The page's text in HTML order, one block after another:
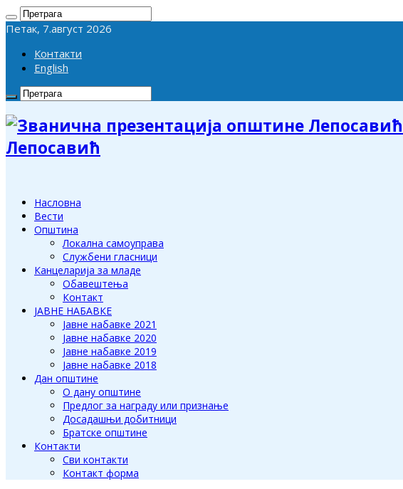
Петак, 7.август 2026
Контакти
English
Лепосавић
Насловна
Вести
Општина
Локална самоуправа
Службени гласници
Канцеларија за младе
Обавештења
Контакт
ЈАВНЕ НАБАВКЕ
Јавне набавке 2021
Јавне набавке 2020
Јавне набавке 2019
Јавне набавке 2018
Дан општине
О дану општине
Предлог за награду или признање
Досадашњи добитници
Братске општине
Контакти
Сви контакти
Контакт форма